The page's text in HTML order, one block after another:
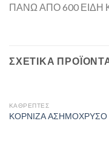
ΠΑΝΩ ΑΠΟ 600
ΣΧΕΤΙΚΆ
ΚΑΘΡΈΠΤΕΣ
ΚΟΡΝΙΖΑ ΑΣΗΜΟΧΡΥΣΟ